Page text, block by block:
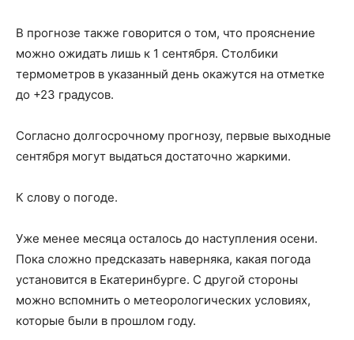
В прогнозе также говорится о том, что прояснение
можно ожидать лишь к 1 сентября. Столбики
термометров в указанный день окажутся на отметке
до +23 градусов.
Согласно долгосрочному прогнозу, первые выходные
сентября могут выдаться достаточно жаркими.
К слову о погоде.
Уже менее месяца осталось до наступления осени.
Пока сложно предсказать наверняка, какая погода
установится в Екатеринбурге. С другой стороны
можно вспомнить о метеорологических условиях,
которые были в прошлом году.